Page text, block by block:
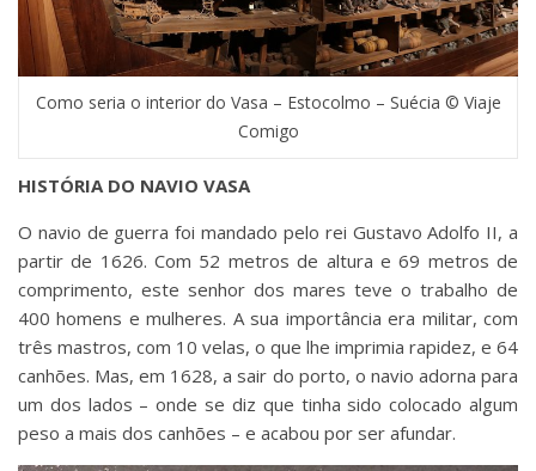
Como seria o interior do Vasa – Estocolmo – Suécia © Viaje
Comigo
HISTÓRIA DO NAVIO VASA
O navio de guerra foi mandado pelo rei Gustavo Adolfo II, a
partir de 1626. Com 52 metros de altura e 69 metros de
comprimento, este senhor dos mares teve o trabalho de
400 homens e mulheres. A sua importância era militar, com
três mastros, com 10 velas, o que lhe imprimia rapidez, e 64
canhões. Mas, em 1628, a sair do porto, o navio adorna para
um dos lados – onde se diz que tinha sido colocado algum
peso a mais dos canhões – e acabou por ser afundar.